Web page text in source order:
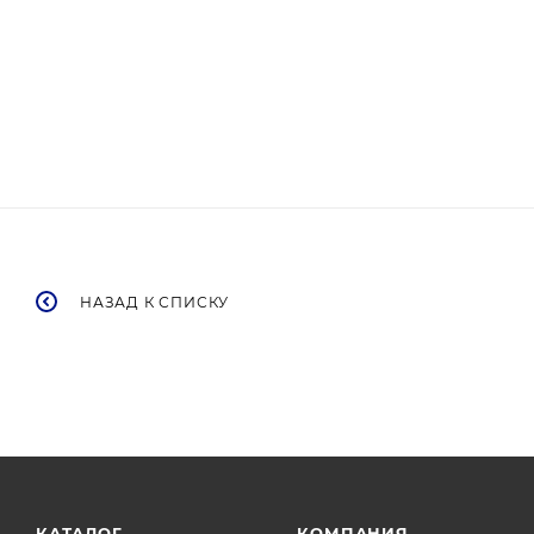
НАЗАД К СПИСКУ